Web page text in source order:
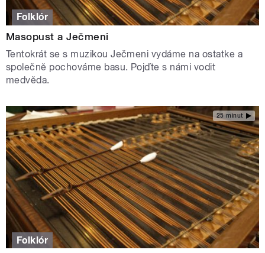
Folklór
Masopust a Ječmeni
Tentokrát se s muzikou Ječmeni vydáme na ostatke a
společně pochováme basu. Pojďte s námi vodit
medvěda.
25 minut
Folklór